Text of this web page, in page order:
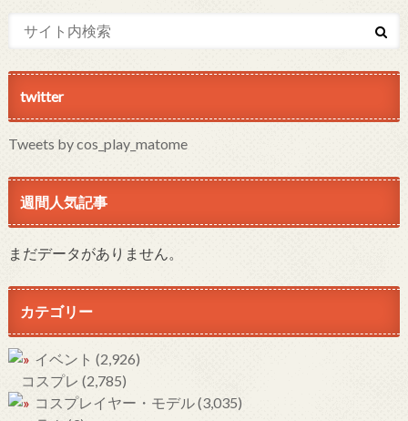
twitter
Tweets by cos_play_matome
週間人気記事
まだデータがありません。
カテゴリー
イベント (2,926)
コスプレ (2,785)
コスプレイヤー・モデル(3,035)